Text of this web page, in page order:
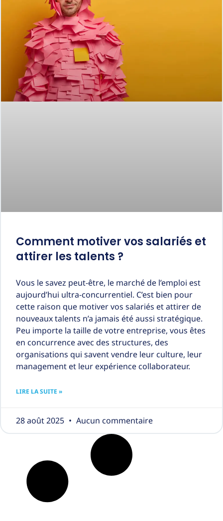
Comment motiver vos salariés et
attirer les talents ?
Vous le savez peut-être, le marché de l’emploi est
aujourd’hui ultra-concurrentiel. C’est bien pour
cette raison que motiver vos salariés et attirer de
nouveaux talents n’a jamais été aussi stratégique.
Peu importe la taille de votre entreprise, vous êtes
en concurrence avec des structures, des
organisations qui savent vendre leur culture, leur
management et leur expérience collaborateur.
LIRE LA SUITE »
28 août 2025 Aucun commentaire